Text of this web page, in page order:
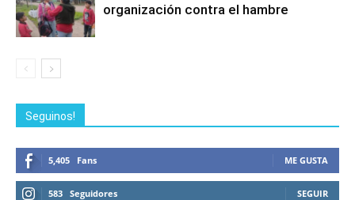
organización contra el hambre
Seguinos!
5,405 Fans ME GUSTA
583 Seguidores SEGUIR